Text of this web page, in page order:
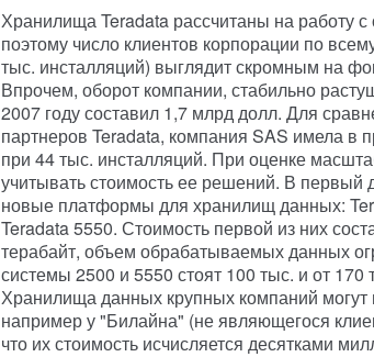
Хранилища Teradata рассчитаны на работу
поэтому число клиентов корпорации по
тыс. инсталляций) выглядит скромным на
Впрочем, оборот компании, стабильно
2007 году составил 1,7 млрд долл. Для
партнеров Teradata, компания SAS имела в
при 44 тыс. инсталляций. При оценке
учитывать стоимость ее решений. В
новые платформы для хранилищ данных:
Teradata 5550. Стоимость первой из них
терабайт, объем обрабатываемых данных
системы 2500 и 5550 стоят 100 тыс. и от 170
Хранилища данных крупных компаний могут
например у "Билайна" (не являющегося
что их стоимость исчисляется десятками